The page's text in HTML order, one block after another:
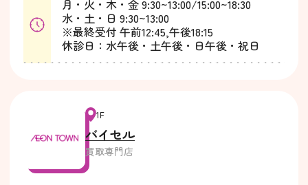
月・火・木・金 9:30~13:00/15:00~18:30
水・土・日 9:30~13:00
※最終受付 午前12:45,午後18:15
休診日：水午後・土午後・日午後・祝日
1F
バイセル
買取専門店